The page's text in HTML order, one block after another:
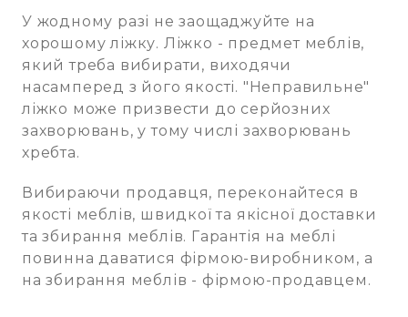
У жодному разі не заощаджуйте на
хорошому ліжку. Ліжко - предмет меблів,
який треба вибирати, виходячи
насамперед з його якості. "Неправильне"
ліжко може призвести до серйозних
захворювань, у тому числі захворювань
хребта.
Вибираючи продавця, переконайтеся в
якості меблів, швидкої та якісної доставки
та збирання меблів. Гарантія на меблі
повинна даватися фірмою-виробником, а
на збирання меблів - фірмою-продавцем.